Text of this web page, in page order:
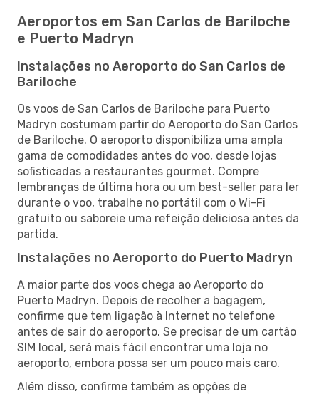
Aeroportos em San Carlos de Bariloche
e Puerto Madryn
Instalações no Aeroporto do San Carlos de
Bariloche
Os voos de San Carlos de Bariloche para Puerto
Madryn costumam partir do Aeroporto do San Carlos
de Bariloche. O aeroporto disponibiliza uma ampla
gama de comodidades antes do voo, desde lojas
sofisticadas a restaurantes gourmet. Compre
lembranças de última hora ou um best-seller para ler
durante o voo, trabalhe no portátil com o Wi-Fi
gratuito ou saboreie uma refeição deliciosa antes da
partida.
Instalações no Aeroporto do Puerto Madryn
A maior parte dos voos chega ao Aeroporto do
Puerto Madryn. Depois de recolher a bagagem,
confirme que tem ligação à Internet no telefone
antes de sair do aeroporto. Se precisar de um cartão
SIM local, será mais fácil encontrar uma loja no
aeroporto, embora possa ser um pouco mais caro.
Além disso, confirme também as opções de